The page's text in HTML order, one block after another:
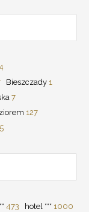
Bieszczady 1
7
127
473 hotel *** 1000